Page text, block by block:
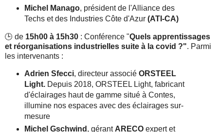
Michel Manago, président de l'Alliance des
Techs et des Industries Côte d'Azur (ATI-CA)
🕒 de 15h00 à 15h30 : Conférence "Quels apprentissages
et réorganisations industrielles suite à la covid ?". Parmi
les intervenants :
Adrien Sfecci, directeur associé ORSTEEL
Light. Depuis 2018, ORSTEEL Light, fabricant
d'éclairages haut de gamme situé à Contes,
illumine nos espaces avec des éclairages sur-
mesure
Michel Gschwind , gérant ARECOexpert et